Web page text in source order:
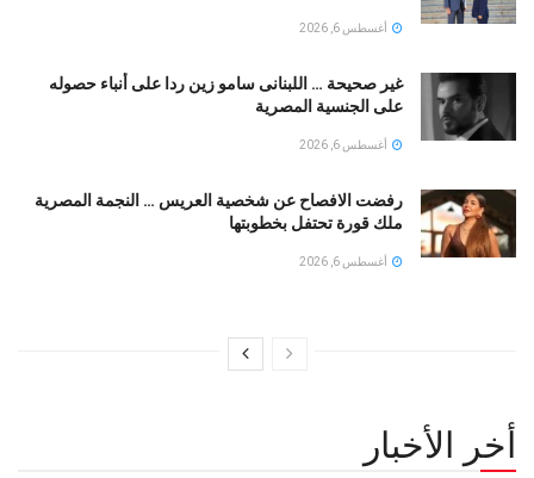
أغسطس 6, 2026
غير صحيحة … اللبنانى سامو زين ردا على أنباء حصوله
على الجنسية المصرية
أغسطس 6, 2026
رفضت الافصاح عن شخصية العريس … النجمة المصرية
ملك قورة تحتفل بخطوبتها
أغسطس 6, 2026
أخر الأخبار